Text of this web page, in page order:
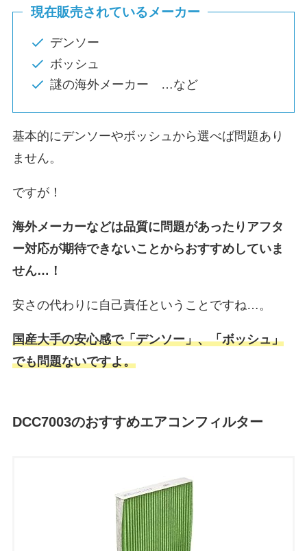
現在販売されているメーカー
デンソー
ボッシュ
謎の海外メーカー …など
基本的にデンソーやボッシュから選べば問題あり
ません。
ですが！
海外メーカーなどは品質に問題があったりアフタ
ー対応が期待できないことからおすすめしていま
せん…！
安さの代わりに自己責任ということですね…。
国産大手の安心感で「デンソー」、「ボッシュ」
でも問題ないですよ。
DCC7003のおすすめエアコンフィルター